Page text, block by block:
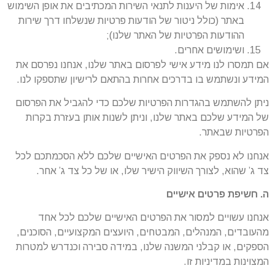
אימות של היענות לתנאי השירות המכתיבים את אופן השימוש
באתר (כולל ניטור של הודעות פרטיות שנשלחו דרך שירות
ההודעות הפרטיות של האתר שלנו);
ושימושים אחרים.
אם תמסרו לנו מידע אישי לפרסום באתר שלנו, אנחנו נפרסם את
המידע ונשתמש בו בדרכים אחרות בהתאם לרישיון שתספקו לנו.
ניתן להשתמש בהגדרות הפרטיות שלכם כדי להגביל את הפרסום
של המידע שלכם באתר שלנו, וניתן לשנות אותן בעזרת בקרות
הפרטיות שבאתר.
אנחנו לא נספק את הפרטים האישיים שלכם ללא הסכמתכם לכל
צד ג’ שהוא, לצורך השיווק הישיר שלו, או של כל צד ג’ אחר.
ה. חשיפת פרטים אישיים
אנחנו עשויים למסור את הפרטים האישיים שלכם לכל אחד
מהעובדים, המנהלים, המבטחים, היועצים המקצועיים, הסוכנים,
הספקים, או קבלני המשנה שלנו, במידה סבירה וכנדרש למטרות
המצוינות במדיניות זו.